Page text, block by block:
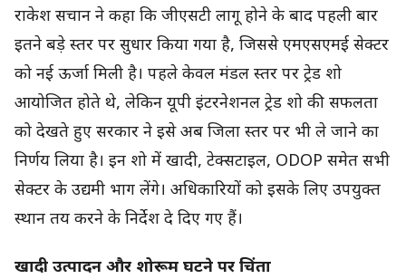
राकेश सचान ने कहा कि जीएसटी लागू होने के बाद पहली बार
इतने बड़े स्तर पर सुधार किया गया है, जिससे एमएसएमई सेक्टर
को नई ऊर्जा मिली है। पहले केवल मंडल स्तर पर ट्रेड शो
आयोजित होते थे, लेकिन यूपी इंटरनेशनल ट्रेड शो की सफलता
को देखते हुए सरकार ने इसे अब जिला स्तर पर भी ले जाने का
निर्णय लिया है। इन शो में खादी, टेक्सटाइल, ODOP समेत सभी
सेक्टर के उद्यमी भाग लेंगे। अधिकारियों को इसके लिए उपयुक्त
स्थान तय करने के निर्देश दे दिए गए हैं।
खादी उत्पादन और शोरूम घटने पर चिंता